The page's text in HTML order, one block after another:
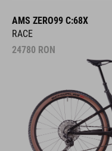
AMS ZERO99 C:68X
RACE
24780 RON